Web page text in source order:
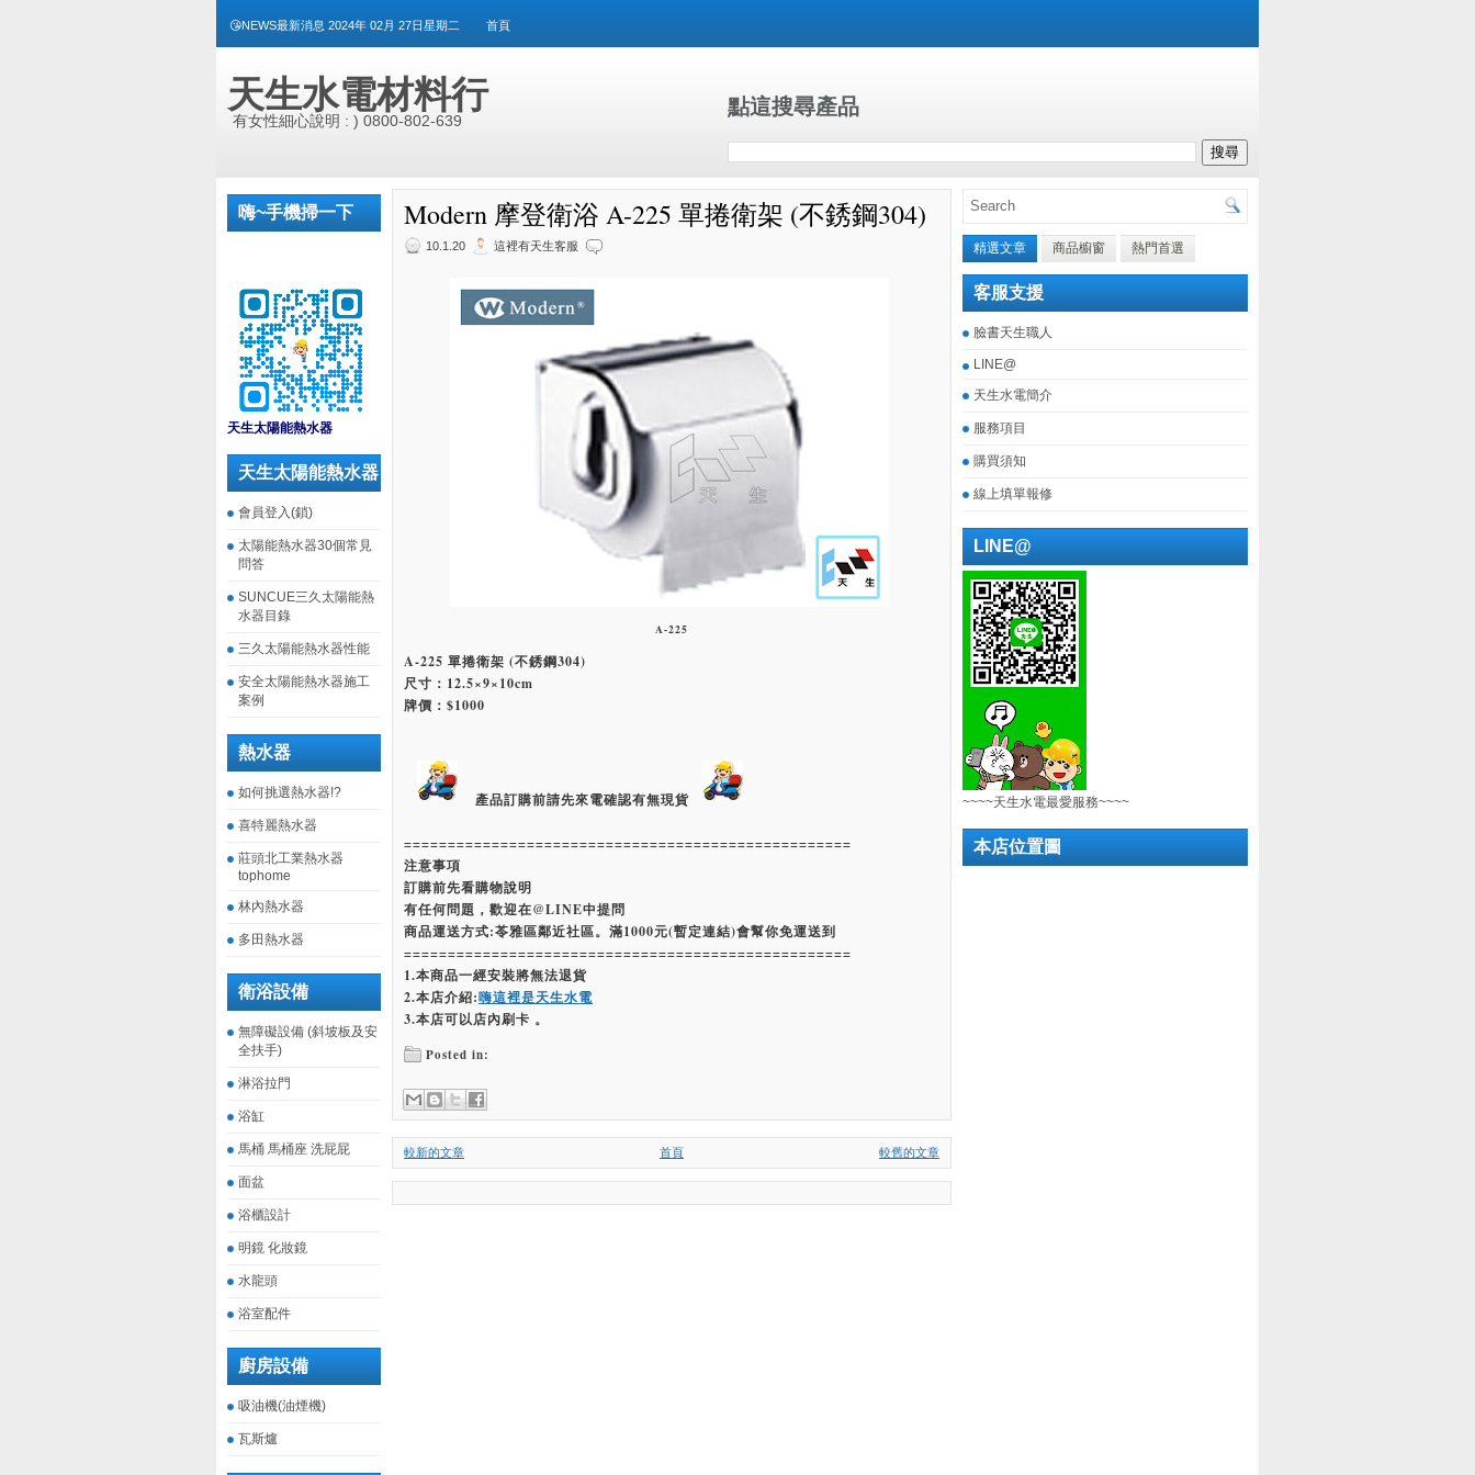
😘NEWS最新消息 2024年 02月 27日星期二 首頁
天生水電材料行
有女性細心說明 : ) 0800-802-639
點這搜尋產品
嗨~手機掃一下
天生太陽能熱水器
天生太陽能熱水器
會員登入(鎖)
太陽能熱水器30個常見
問答
SUNCUE三久太陽能熱
水器目錄
三久太陽能熱水器性能
安全太陽能熱水器施工
案例
熱水器
如何挑選熱水器!?
喜特麗熱水器
莊頭北工業熱水器
tophome
林內熱水器
多田熱水器
衛浴設備
無障礙設備 (斜坡板及安
全扶手)
淋浴拉門
浴缸
馬桶 馬桶座 洗屁屁
面盆
浴櫃設計
明鏡 化妝鏡
水龍頭
浴室配件
廚房設備
吸油機(油煙機)
瓦斯爐
Modern 摩登衛浴 A-225 單捲衛架 (不銹鋼304)
10.1.20 這裡有天生客服
A-225
A-225 單捲衛架 (不銹鋼304)
尺寸：12.5×9×10cm
牌價：$1000
產品訂購前請先來電確認有無現貨
===================================================
注意事項
訂購前先看購物說明
有任何問題，歡迎在@LINE中提問
商品運送方式:苓雅區鄰近社區。滿1000元(暫定連結)會幫你免運送到
===================================================
1.本商品一經安裝將無法退貨
2.本店介紹:嗨這裡是天生水電
3.本店可以店內刷卡 。
Posted in:
較新的文章 較舊的文章
首頁
精選文章 商品櫥窗 熱門首選
客服支援
臉書天生職人
LINE@
天生水電簡介
服務項目
購買須知
線上填單報修
LINE@
~~~~天生水電最愛服務~~~~
本店位置圖